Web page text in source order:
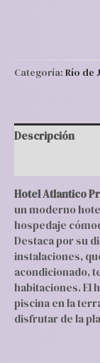
Categoría: Río de
Descripción
Hotel Atlantico
un moderno
hospedaje
Destaca por su
instalaciones,
acondicionado,
habitaciones. El
piscina en la
disfrutar de la